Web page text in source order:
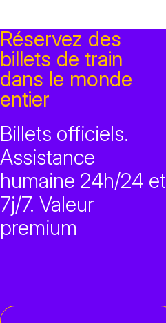
Réservez des
billets de train
dans le monde
entier
Billets officiels.
Assistance
humaine 24h/24 et
7j/7. Valeur
premium